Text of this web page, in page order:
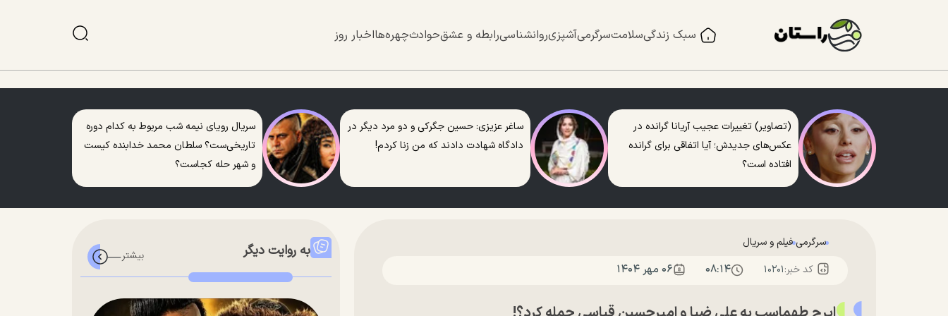
سبک زندگیسلامتسرگرمیآشپزیروانشناسیرابطه و عشقحوادثچهره‌هااخبار روز
(تصاویر) تغییرات عجیب آریانا گرانده در
عکس‌های جدیدش؛ آیا اتفاقی برای گرانده
افتاده است؟
ساغر عزیزی: حسین جگرکی و دو مرد دیگر در
دادگاه شهادت دادند که من زنا کردم!
سریال رویای نیمه شب مربوط به کدام دوره
تاریخی‌ست؟ سلطان محمد خدابنده کیست
و شهر حله کجاست؟
سرگرمی فیلم و سریال
کد خبر:۱۰۲۰۱ ۰۸:۱۴ ۰۶ مهر ۱۴۰۴
به روایت دیگر